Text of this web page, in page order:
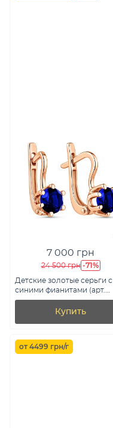
7 000 грн
24 500 грн -71%
Детские золотые серьги с
синими фианитами (арт.
110449с)
Купить
от 4499 грн/г